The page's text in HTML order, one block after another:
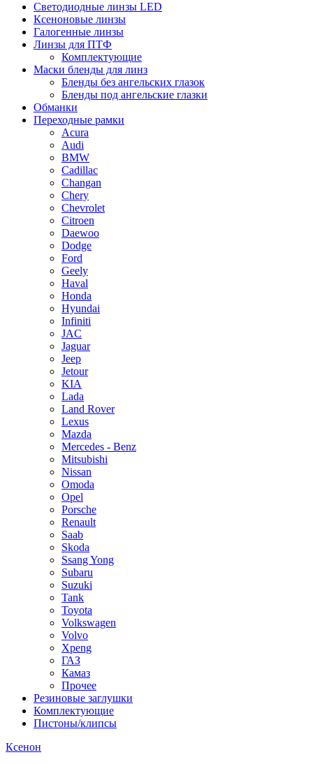
Светодиодные линзы LED
Ксеноновые линзы
Галогенные линзы
Линзы для ПТФ
Комплектующие
Маски бленды для линз
Бленды без ангельских глазок
Бленды под ангельские глазки
Обманки
Переходные рамки
Acura
Audi
BMW
Cadillac
Changan
Chery
Chevrolet
Citroen
Daewoo
Dodge
Ford
Geely
Haval
Honda
Hyundai
Infiniti
JAC
Jaguar
Jeep
Jetour
KIA
Lada
Land Rover
Lexus
Mazda
Mercedes - Benz
Mitsubishi
Nissan
Omoda
Opel
Porsche
Renault
Saab
Skoda
Ssang Yong
Subaru
Suzuki
Tank
Toyota
Volkswagen
Volvo
Xpeng
ГАЗ
Камаз
Прочее
Резиновые заглушки
Комплектующие
Пистоны/клипсы
Ксенон